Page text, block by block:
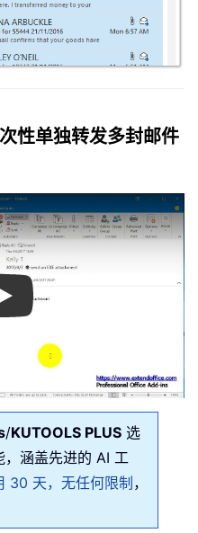
性单独转发多封邮件
Play
/KUTOOLS PLUS 选
涵盖先进的 AI 工
30 天，无任何限制，